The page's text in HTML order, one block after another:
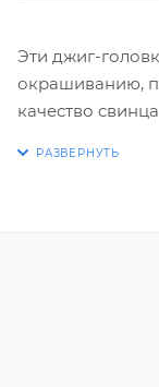
Эти джиг-
окрашиванию,
качество
Крючок VD-079